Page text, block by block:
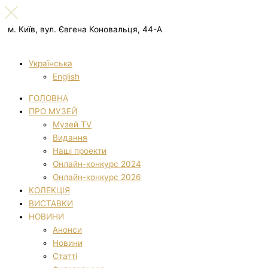
м. Київ, вул. Євгена Коновальця, 44-А
Українська
English
ГОЛОВНА
ПРО МУЗЕЙ
Музей TV
Видання
Наші проекти
Онлайн-конкурс 2024
Онлайн-конкурс 2026
КОЛЕКЦІЯ
ВИСТАВКИ
НОВИНИ
Анонси
Новини
Статті